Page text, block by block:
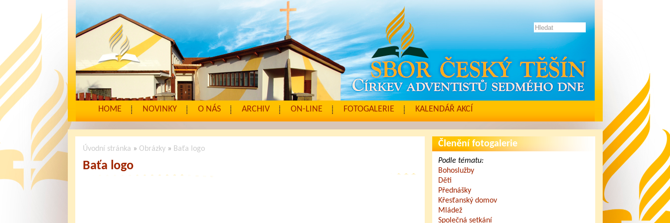
HOME NOVINKY O NÁS ARCHIV ON-LINE FOTOGALERIE KALENDÁŘ AKCÍ
Úvodní stránka » Obrázky» Baťa logo
Baťa logo
Členění fotogalerie
Podle tématu:
Bohoslužby
Děti
Přednášky
Křesťanský domov
Mládež
Společná setkání